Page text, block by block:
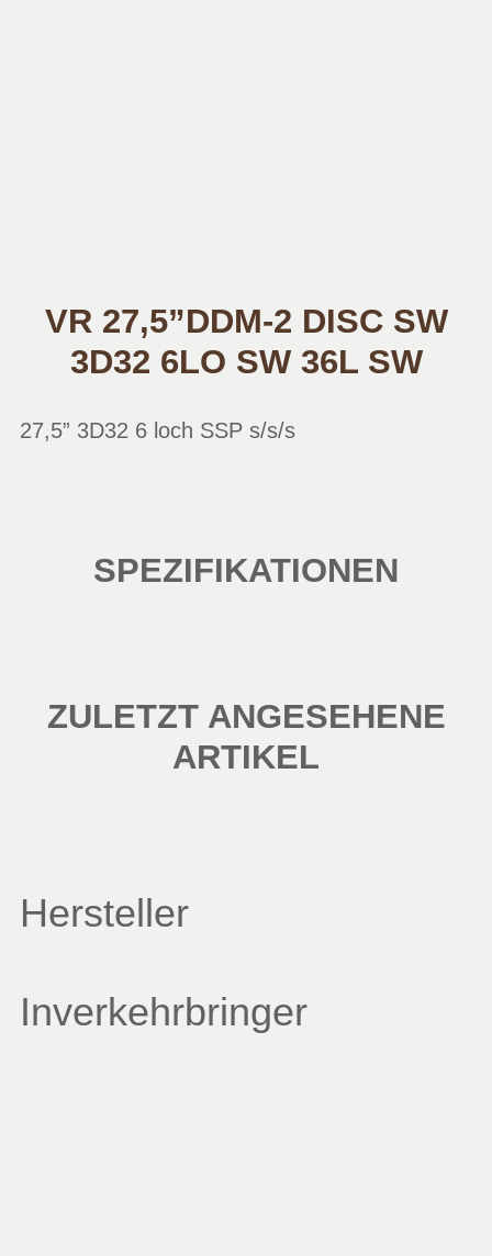
VR 27,5”DDM-2 DISC SW
3D32 6LO SW 36L SW
27,5” 3D32 6 loch SSP s/s/s
SPEZIFIKATIONEN
ZULETZT ANGESEHENE
ARTIKEL
Hersteller
Inverkehrbringer